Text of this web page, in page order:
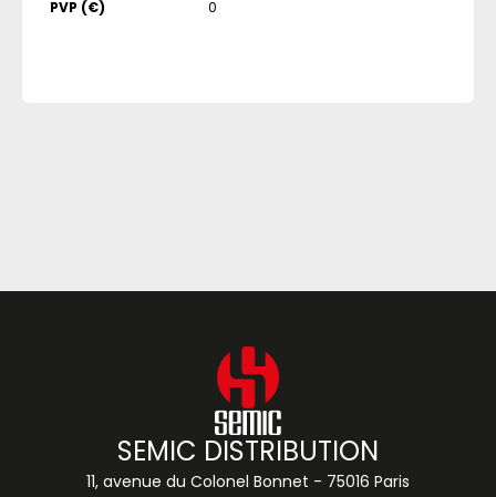
PVP (€) 0
SEMIC DISTRIBUTION
11, avenue du Colonel Bonnet - 75016 Paris